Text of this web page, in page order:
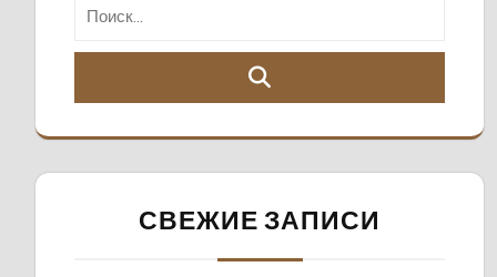
СВЕЖИЕ ЗАПИСИ